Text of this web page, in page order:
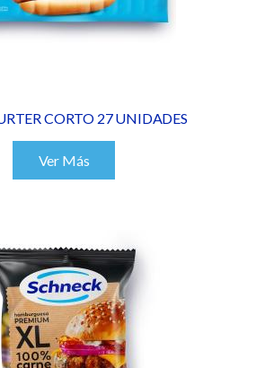
CORTO 27 UNIDADES
Ver Más